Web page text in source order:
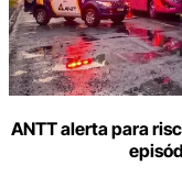
ANTT alerta para